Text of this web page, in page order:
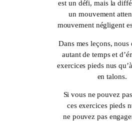
est un défi, mais la
un mouvement
mouvement négligent
Dans mes leçons, nous
autant de temps et
exercices pieds nus
en talons.
Si vous ne pouvez
ces exercices pieds
ne pouvez pas